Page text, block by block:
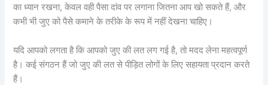
का ध्यान रखना, केवल वही पैसा दांव पर लगाना जितना आप खो सकते हैं, और
कभी भी जुए को पैसे कमाने के तरीके के रूप में नहीं देखना चाहिए।
यदि आपको लगता है कि आपको जुए की लत लग गई है, तो मदद लेना महत्वपूर्ण
है। कई संगठन हैं जो जुए की लत से पीड़ित लोगों के लिए सहायता प्रदान करते
हैं।